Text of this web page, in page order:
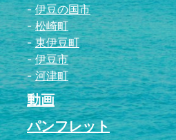
伊豆の国市
松崎町
東伊豆町
伊豆市
河津町
動画
パンフレット